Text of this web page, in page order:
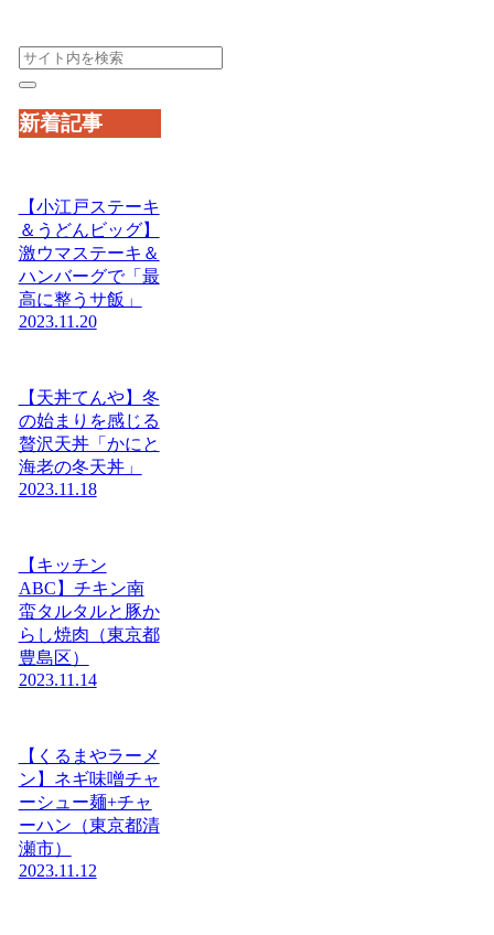
新着記事
【小江戸ステーキ
＆うどんビッグ】
激ウマステーキ＆
ハンバーグで「最
高に整うサ飯」
2023.11.20
【天丼てんや】冬
の始まりを感じる
贅沢天丼「かにと
海老の冬天丼」
2023.11.18
【キッチン
ABC】チキン南
蛮タルタルと豚か
らし焼肉（東京都
豊島区）
2023.11.14
【くるまやラーメ
ン】ネギ味噌チャ
ーシュー麺+チャ
ーハン（東京都清
瀬市）
2023.11.12